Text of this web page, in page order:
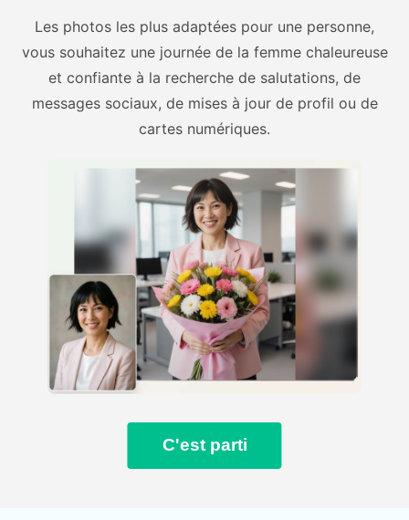
Les photos les plus adaptées pour une personne,
vous souhaitez une journée de la femme chaleureuse
et confiante à la recherche de salutations, de
messages sociaux, de mises à jour de profil ou de
cartes numériques.
C'est parti